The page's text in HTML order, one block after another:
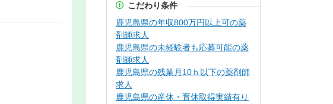
こだわり条件
鹿児島県の年収800万円以上可の薬
剤師求人
鹿児島県の未経験者も応募可能の薬
剤師求人
鹿児島県の残業月10ｈ以下の薬剤師
求人
鹿児島県の産休・育休取得実績有り